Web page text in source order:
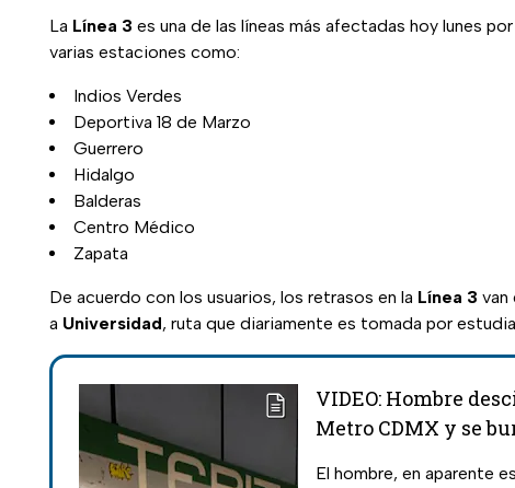
La Línea 3 es una de las líneas más afectadas hoy lunes por
varias estaciones como:
Indios Verdes
Deportiva 18 de Marzo
Guerrero
Hidalgo
Balderas
Centro Médico
Zapata
De acuerdo con los usuarios, los retrasos en la Línea 3 van
a Universidad, ruta que diariamente es tomada por
VIDEO: Hombre
Metro CDMX y se
El hombre, en aparente